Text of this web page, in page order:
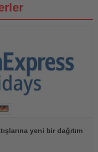
yeni bir dağıtım